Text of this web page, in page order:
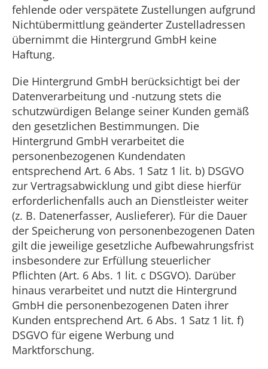
fehlende oder verspätete Zustellungen aufgrund
Nichtübermittlung geänderter Zustelladressen
übernimmt die Hintergrund GmbH keine
Haftung.
Die Hintergrund GmbH berücksichtigt bei der
Datenverarbeitung und -nutzung stets die
schutzwürdigen Belange seiner Kunden gemäß
den gesetzlichen Bestimmungen. Die
Hintergrund GmbH verarbeitet die
personenbezogenen Kundendaten
entsprechend Art. 6 Abs. 1 Satz 1 lit. b) DSGVO
zur Vertragsabwicklung und gibt diese hierfür
erforderlichenfalls auch an Dienstleister weiter
(z. B. Datenerfasser, Auslieferer). Für die Dauer
der Speicherung von personenbezogenen Daten
gilt die jeweilige gesetzliche Aufbewahrungsfrist
insbesondere zur Erfüllung steuerlicher
Pflichten (Art. 6 Abs. 1 lit. c DSGVO). Darüber
hinaus verarbeitet und nutzt die Hintergrund
GmbH die personenbezogenen Daten ihrer
Kunden entsprechend Art. 6 Abs. 1 Satz 1 lit. f)
DSGVO für eigene Werbung und
Marktforschung.